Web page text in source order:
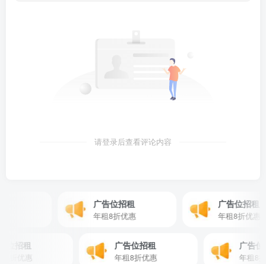
请登录后查看评论内容
广告位招租
年租8折优惠
广告位招租
年租8折优惠
告位招租
租8折优惠
广告位招租
年租8折优惠
广
年租